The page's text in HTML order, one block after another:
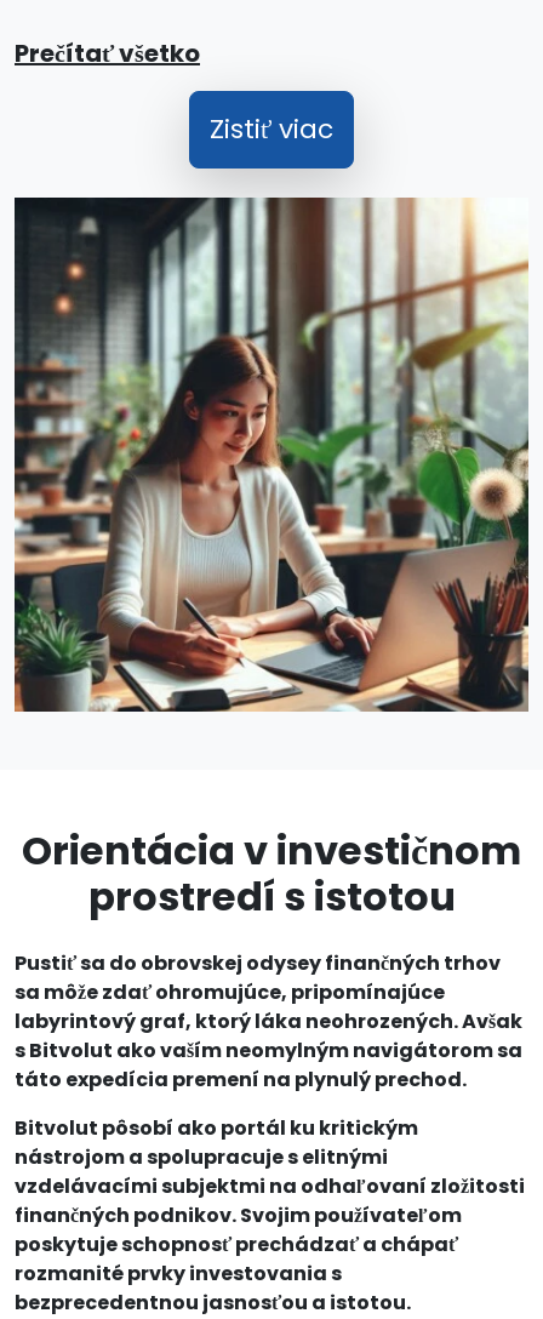
Prečítať všetko
Zistiť viac
Orientácia v investičnom
prostredí s istotou
Pustiť sa do obrovskej odysey finančných trhov
sa môže zdať ohromujúce, pripomínajúce
labyrintový graf, ktorý láka neohrozených. Avšak
s Bitvolut ako vaším neomylným navigátorom sa
táto expedícia premení na plynulý prechod.
Bitvolut pôsobí ako portál ku kritickým
nástrojom a spolupracuje s elitnými
vzdelávacími subjektmi na odhaľovaní zložitosti
finančných podnikov. Svojim používateľom
poskytuje schopnosť prechádzať a chápať
rozmanité prvky investovania s
bezprecedentnou jasnosťou a istotou.